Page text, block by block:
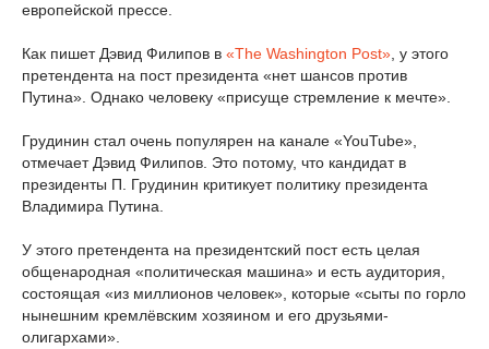
европейской прессе.
Как пишет Дэвид Филипов в «The Washington Post» , у этого
претендента на пост президента «нет шансов против
Путина». Однако человеку «присуще стремление к мечте».
Грудинин стал очень популярен на канале «YouTube»,
отмечает Дэвид Филипов. Это потому, что кандидат в
президенты П. Грудинин критикует политику президента
Владимира Путина.
У этого претендента на президентский пост есть целая
общенародная «политическая машина» и есть аудитория,
состоящая «из миллионов человек», которые «сыты по горло
нынешним кремлёвским хозяином и его друзьями-
олигархами».